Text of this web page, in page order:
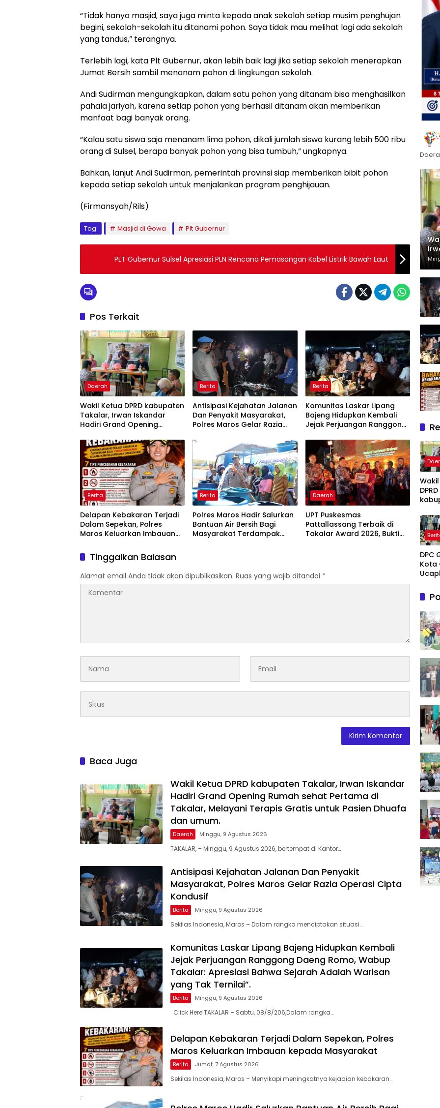
“Tidak hanya masjid, saya juga minta kepada anak sekolah setiap musim penghujan
begini, sekolah-sekolah itu ditanami pohon. Saya tidak mau melihat lagi ada sekolah
yang tandus,” terangnya.
Terlebih lagi, kata Plt Gubernur, akan lebih baik lagi jika setiap sekolah menerapkan
Jumat Bersih sambil menanam pohon di lingkungan sekolah.
Andi Sudirman mengungkapkan, dalam satu pohon yang ditanam bisa menghasilkan
pahala jariyah, karena setiap pohon yang berhasil ditanam akan memberikan
manfaat bagi banyak orang.
“Kalau satu siswa saja menanam lima pohon, dikali jumlah siswa kurang lebih 500 ribu
orang di Sulsel, berapa banyak pohon yang bisa tumbuh,” ungkapnya.
Bahkan, lanjut Andi Sudirman, pemerintah provinsi siap memberikan bibit pohon
kepada setiap sekolah untuk menjalankan program penghijauan.
(Firmansyah/Rils)
Tag: Masjid di Gowa Plt Gubernur
PLT Gubernur Sulsel Apresiasi PLN Rencana Pemasangan Kabel Listrik Bawah Laut
Pos Terkait
Daerah
Wakil Ketua DPRD kabupaten
Takalar, Irwan Iskandar
Hadiri Grand Opening
Takalar, Melayani Terapis
Gratis untuk Pasien Dhuafa
dan umum.
Berita
Antisipasi Kejahatan Jalanan
Dan Penyakit Masyarakat,
Polres Maros Gelar Razia
Berita
Komunitas Laskar Lipang
Bajeng Hidupkan Kembali
Jejak Perjuangan Ranggong
Takalar: Apresiasi Bahwa
Sejarah Adalah Warisan
yang Tak Ternilai”.
Berita
Delapan Kebakaran Terjadi
Dalam Sepekan, Polres
Maros Keluarkan Imbauan
Berita
Polres Maros Hadir Salurkan
Bantuan Air Bersih Bagi
Masyarakat Terdampak
Daerah
UPT Puskesmas
Pattallassang Terbaik di
Takalar Award 2026, Bukti
Tinggalkan Balasan
Alamat email Anda tidak akan dipublikasikan. Ruas yang wajib ditandai *
Baca Juga
Wakil Ketua DPRD kabupaten Takalar, Irwan Iskandar
Hadiri Grand Opening Rumah sehat Pertama di
Takalar, Melayani Terapis Gratis untuk Pasien Dhuafa
dan umum.
Daerah Minggu, 9 Agustus 2026
TAKALAR, – Minggu, 9 Agustus 2026, bertempat di Kantor…
Antisipasi Kejahatan Jalanan Dan Penyakit
Masyarakat, Polres Maros Gelar Razia Operasi Cipta
Kondusif
Berita Minggu, 9 Agustus 2026
Sekilas Indonesia, Maros – Dalam rangka menciptakan situasi…
Komunitas Laskar Lipang Bajeng Hidupkan Kembali
Jejak Perjuangan Ranggong Daeng Romo, Wabup
Takalar: Apresiasi Bahwa Sejarah Adalah Warisan
yang Tak Ternilai”.
Berita Minggu, 9 Agustus 2026
Click Here TAKALAR – Sabtu, 08/8/206,Dalam rangka…
Delapan Kebakaran Terjadi Dalam Sepekan, Polres
Maros Keluarkan Imbauan kepada Masyarakat
Berita Jumat, 7 Agustus 2026
Sekilas Indonesia, Maros – Menyikapi meningkatnya kejadian kebakaran…
DPRD
Irwan
DPC
Kota
untuk